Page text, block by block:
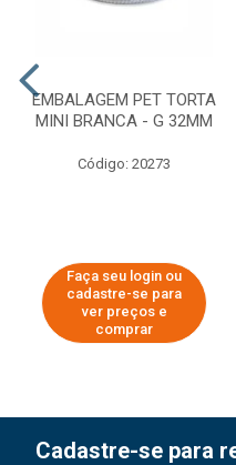
EMBALAGEM PET TORTA
MINI BRANCA - G 32MM
Código: 20273
Faça seu login ou
cadastre-se para
ver preços e
comprar
Cadastre-se para